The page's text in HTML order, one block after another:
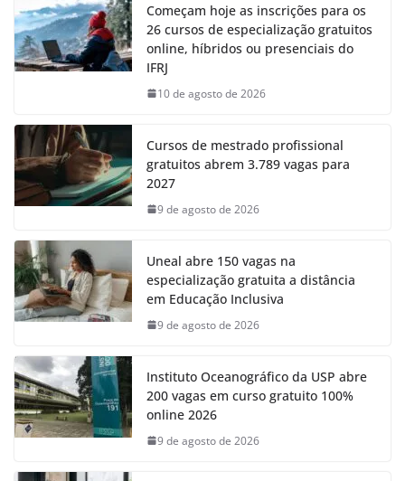
Começam hoje as inscrições para os
26 cursos de especialização gratuitos
online, híbridos ou presenciais do
IFRJ
10 de agosto de 2026
Cursos de mestrado profissional
gratuitos abrem 3.789 vagas para
2027
9 de agosto de 2026
Uneal abre 150 vagas na
especialização gratuita a distância
em Educação Inclusiva
9 de agosto de 2026
Instituto Oceanográfico da USP abre
200 vagas em curso gratuito 100%
online 2026
9 de agosto de 2026